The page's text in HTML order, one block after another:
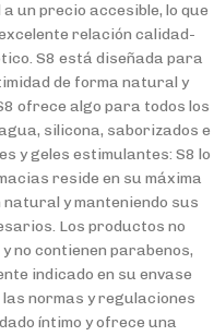
un precio accesible, lo que
relación calidad-
S8 está diseñada para
de forma natural y
ofrece algo para todos los
silicona, saborizados e
y geles estimulantes: S8 lo
reside en su máxima
y manteniendo sus
Los productos no
no contienen parabenos,
indicado en su envase
normas y regulaciones
íntimo y ofrece una